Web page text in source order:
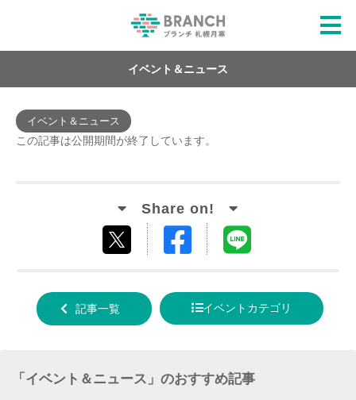
イベント＆ニュース
イベント＆ニュース
この記事は公開期間が終了しています。
する
Facebook
る
記事一覧 イベントカテゴリ
「イベント＆ニュース 」のおすすめ記事